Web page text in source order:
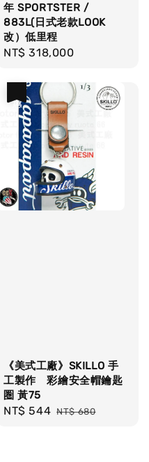
年 SPORTSTER /
883L(日式老款LOOK
改）低里程
Regular
NT$ 318,000
《美式工廠》SKILLO 手
工製作 彩繪安全帽鑰匙
圏 黃75
Sale
NT$ 544 Regular
NT$ 680